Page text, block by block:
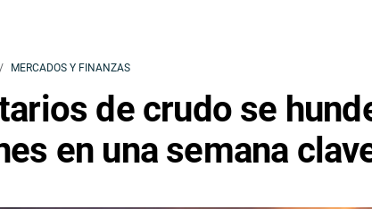
MERCADOS Y FINANZAS
de crudo se
en una semana